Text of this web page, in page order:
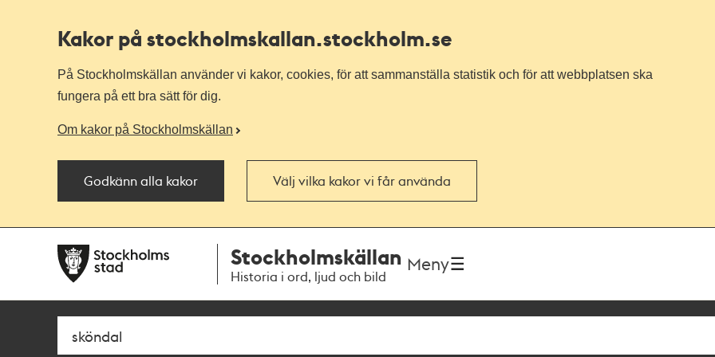
Kakor på stockholmskallan.stockholm.se
På Stockholmskällan använder vi kakor, cookies, för att sammanställa statistik och för att webbplatsen ska
fungera på ett bra sätt för dig.
Om kakor på Stockholmskällan
Godkänn alla kakor Välj vilka kakor vi får använda
navigationen
huvudinnehållet
Stockholmskällan
Historia i ord, ljud och bild
Meny
Sök